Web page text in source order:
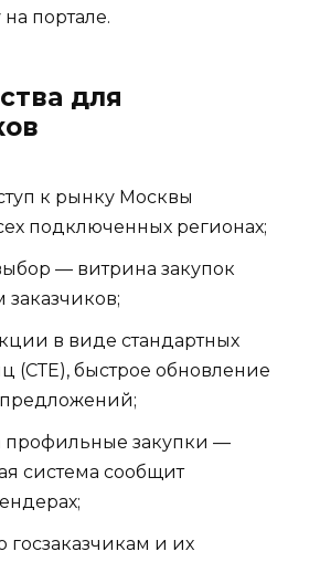
портале.
для
к рынку Москвы
подключенных регионах;
— витрина закупок
заказчиков;
в виде стандартных
(СТЕ), быстрое обновление
предложений;
профильные закупки —
система сообщит
госзаказчикам и их